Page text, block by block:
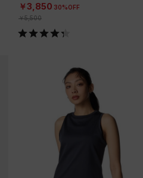
￥3,850 30%OFF
￥5,500